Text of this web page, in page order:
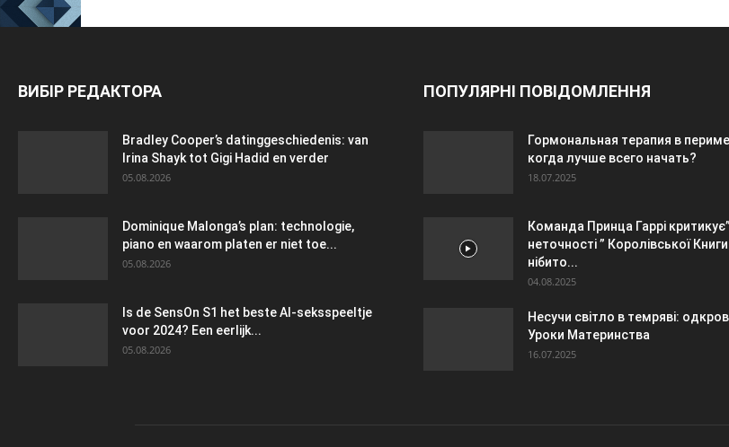
ВИБІР РЕДАКТОРА
Bradley Cooper’s datinggeschiedenis: van
Irina Shayk tot Gigi Hadid en verder
05.08.2026
Dominique Malonga’s plan: technologie,
piano en waarom platen er niet toe...
05.08.2026
Is de SensOn S1 het beste AI-seksspeeltje
voor 2024? Een eerlijk...
05.08.2026
ПОПУЛЯРНІ ПОВІДОМЛЕННЯ
Гормональная терапия в
когда лучше всего начать?
18.07.2025
Команда Принца Гаррі критикує”
неточності ” Королівської
нібито...
04.08.2025
Несучи світло в темряві:
Уроки Материнства
16.07.2025